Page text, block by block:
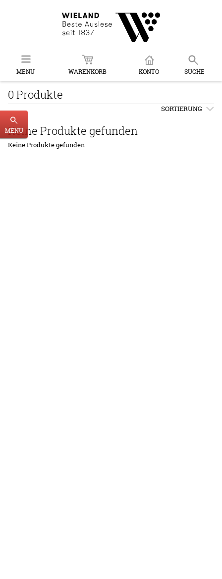
MENU WARENKORB KONTO SUCHE
MENU
0 Produkte
SORTIERUNG
Keine Produkte gefunden
Keine Produkte gefunden